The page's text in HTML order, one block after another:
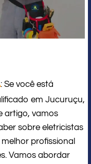
: Se você está
em Jucuruçu,
artigo, vamos
sobre eletricistas
profissional
Vamos abordar